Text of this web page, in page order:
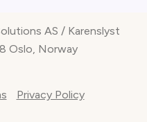
AS / Karenslyst
Oslo, Norway
Privacy Policy